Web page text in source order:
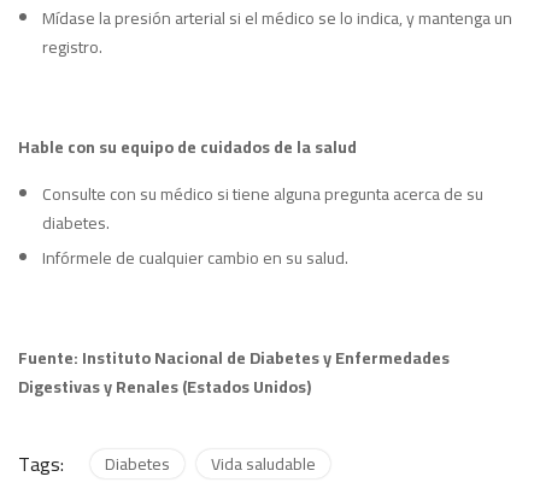
Mídase la presión arterial si el médico se lo indica, y mantenga un
registro.
Hable con su equipo de cuidados de la salud
Consulte con su médico si tiene alguna pregunta acerca de su
diabetes.
Infórmele de cualquier cambio en su salud.
Fuente: Instituto Nacional de Diabetes y Enfermedades
Digestivas y Renales (Estados Unidos)
Tags: Diabetes Vida saludable